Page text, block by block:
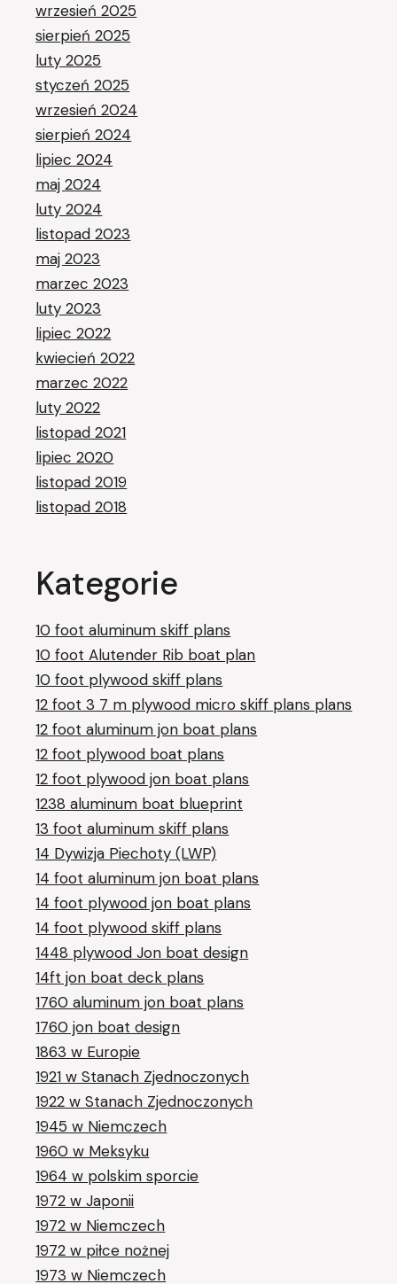
wrzesień 2025
sierpień 2025
luty 2025
styczeń 2025
wrzesień 2024
sierpień 2024
lipiec 2024
maj 2024
luty 2024
listopad 2023
maj 2023
marzec 2023
luty 2023
lipiec 2022
kwiecień 2022
marzec 2022
luty 2022
listopad 2021
lipiec 2020
listopad 2019
listopad 2018
Kategorie
10 foot aluminum skiff plans
10 foot Alutender Rib boat plan
10 foot plywood skiff plans
12 foot 3 7 m plywood micro skiff plans plans
12 foot aluminum jon boat plans
12 foot plywood boat plans
12 foot plywood jon boat plans
1238 aluminum boat blueprint
13 foot aluminum skiff plans
14 Dywizja Piechoty (LWP)
14 foot aluminum jon boat plans
14 foot plywood jon boat plans
14 foot plywood skiff plans
1448 plywood Jon boat design
14ft jon boat deck plans
1760 aluminum jon boat plans
1760 jon boat design
1863 w Europie
1921 w Stanach Zjednoczonych
1922 w Stanach Zjednoczonych
1945 w Niemczech
1960 w Meksyku
1964 w polskim sporcie
1972 w Japonii
1972 w Niemczech
1972 w piłce nożnej
1973 w Niemczech